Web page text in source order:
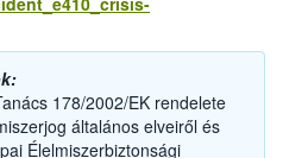
178/2002/EK rendelete
általános elveiről és
Élelmiszerbiztonsági